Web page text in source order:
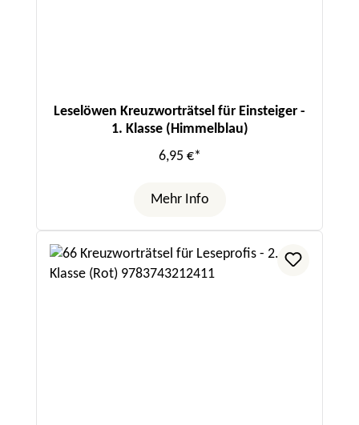
Leselöwen Kreuzworträtsel für Einsteiger -
1. Klasse (Himmelblau)
6,95 €*
Mehr Info